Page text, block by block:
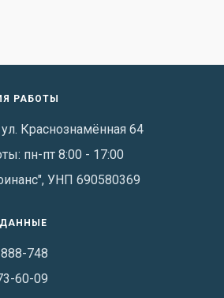
РАБОТЫ
Краснознамённая 64
пн-пт 8:00 - 17:00
УНП 690580369
748
60-09